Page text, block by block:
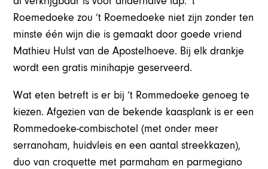
Roemedoeke zou ’t Roemedoeke niet zijn zonder ten
minste één wijn die is gemaakt door goede vriend
Mathieu Hulst van de Apostelhoeve. Bij elk drankje
wordt een gratis minihapje geserveerd.
Wat eten betreft is er bij ’t Rommedoeke genoeg te
kiezen. Afgezien van de bekende kaasplank is er een
Rommedoeke-combischotel (met onder meer
serranoham, huidvleis en een aantal streekkazen),
duo van croquette met parmaham en parmegiano